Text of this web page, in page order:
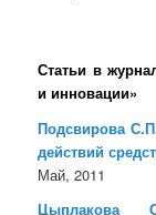
Статьи в
и инновации»
Подсвирова
действий
Май, 2011
Цыплакова